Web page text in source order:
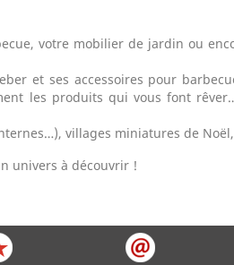
votre mobilier de jardin ou
et ses accessoires pour
les produits qui vous font
villages miniatures de
univers à découvrir !